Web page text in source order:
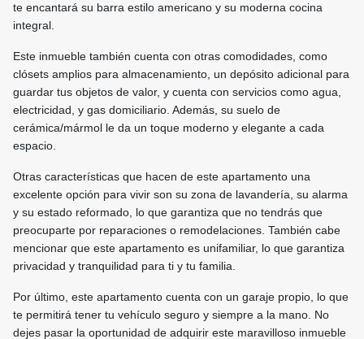
te encantará su barra estilo americano y su moderna cocina
integral.
Este inmueble también cuenta con otras comodidades, como
clósets amplios para almacenamiento, un depósito adicional para
guardar tus objetos de valor, y cuenta con servicios como agua,
electricidad, y gas domiciliario. Además, su suelo de
cerámica/mármol le da un toque moderno y elegante a cada
espacio.
Otras características que hacen de este apartamento una
excelente opción para vivir son su zona de lavandería, su alarma
y su estado reformado, lo que garantiza que no tendrás que
preocuparte por reparaciones o remodelaciones. También cabe
mencionar que este apartamento es unifamiliar, lo que garantiza
privacidad y tranquilidad para ti y tu familia.
Por último, este apartamento cuenta con un garaje propio, lo que
te permitirá tener tu vehículo seguro y siempre a la mano. No
dejes pasar la oportunidad de adquirir este maravilloso inmueble